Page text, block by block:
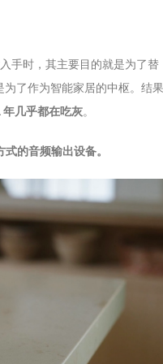
手时，其主要目的就是为了替
为了作为智能家居的中枢。结果
年几乎都在吃灰。
的音频输出设备。